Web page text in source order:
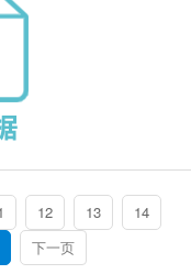
12 13
14
下一页